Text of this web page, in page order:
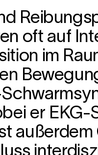
oft auf
im
er EKG-